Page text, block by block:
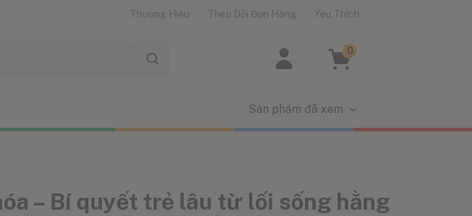
Thương Hiệu Theo Dõi Đơn Hàng Yêu Thích
0
Sản phẩm đã xem
– Bí quyết trẻ lâu từ lối sống hằng